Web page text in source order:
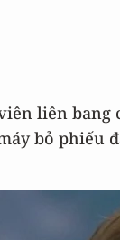
liên bang
bỏ phiếu